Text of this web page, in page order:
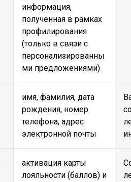
информация,
полученная в рамках
профилирования
(только в связи с
персонализированны
ми предложениями)
имя, фамилия, дата
рождения, номер
телефона, адрес
электронной почты
активация карты
лояльности (баллов) и